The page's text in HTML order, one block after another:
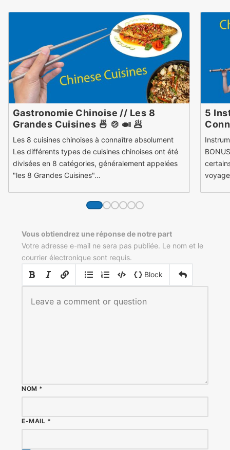
Gastronomie Chinoise // Les 8
Grandes Cuisines 🍜 🍲 🍛 🥟
Les 8 cuisines chinoises à connaître absolument
Les différents types de cuisines chinoises ont été
divisées en 8 catégories, généralement appelées
"les 8 Grandes Cuisines"…
5
Vous obtiendrez une réponse de notre part
Votre adresse e-mail ne sera pas publiée. Le nom et le
courrier électronique sont requis.
Block
NOM *
E-MAIL *